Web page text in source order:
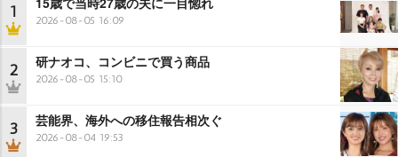
1 2026-08-05 16:09
2 研ナオコ、コンビニで買う商品
2026-08-05 15:10
3 芸能界、海外への移住報告相次ぐ
2026-08-04 19:53